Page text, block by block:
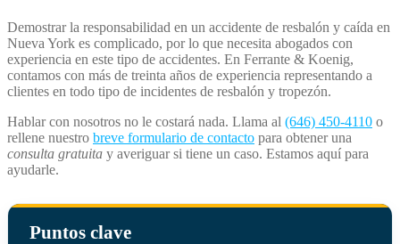
Demostrar la responsabilidad en un accidente de resbalón y caída en
Nueva York es complicado, por lo que necesita abogados con
experiencia en este tipo de accidentes. En Ferrante & Koenig,
contamos con más de treinta años de experiencia representando a
clientes en todo tipo de incidentes de resbalón y tropezón.
Hablar con nosotros no le costará nada. Llama al (646) 450-4110 o
rellene nuestro breve formulario de contacto para obtener una
consulta gratuita y averiguar si tiene un caso. Estamos aquí para
ayudarle.
Puntos clave